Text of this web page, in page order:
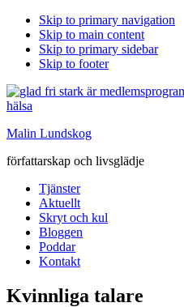
Skip to primary navigation
Skip to main content
Skip to primary sidebar
Skip to footer
Malin Lundskog
författarskap och livsglädje
Tjänster
Aktuellt
Skryt och kul
Bloggen
Poddar
Kontakt
Kvinnliga talare